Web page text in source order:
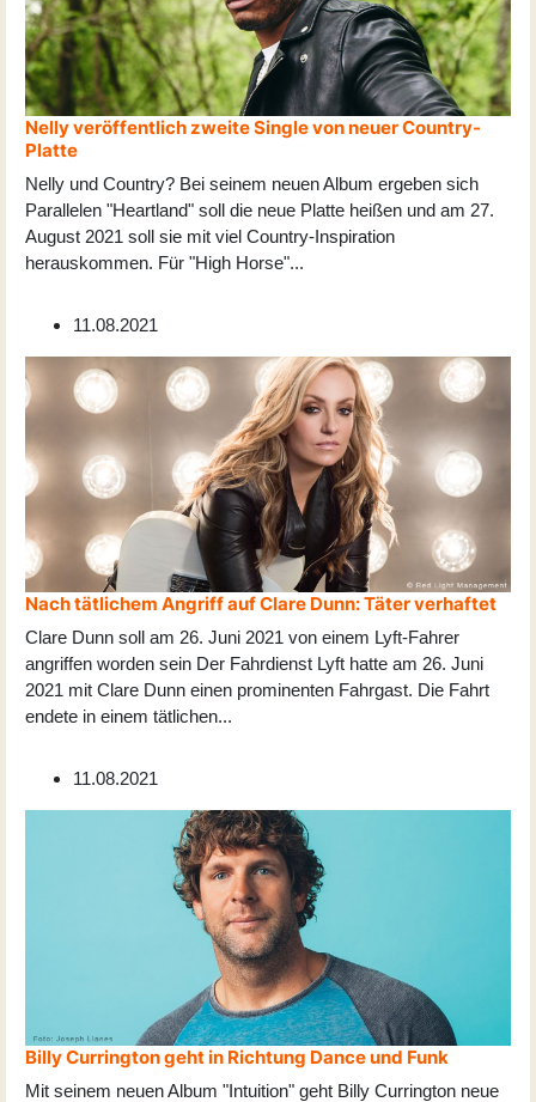
Nelly veröffentlich zweite Single von neuer Country-
Platte
Nelly und Country? Bei seinem neuen Album ergeben sich
Parallelen "Heartland" soll die neue Platte heißen und am 27.
August 2021 soll sie mit viel Country-Inspiration
herauskommen. Für "High Horse"...
11.08.2021
Nach tätlichem Angriff auf Clare Dunn: Täter verhaftet
Clare Dunn soll am 26. Juni 2021 von einem Lyft-Fahrer
angriffen worden sein Der Fahrdienst Lyft hatte am 26. Juni
2021 mit Clare Dunn einen prominenten Fahrgast. Die Fahrt
endete in einem tätlichen...
11.08.2021
Billy Currington geht in Richtung Dance und Funk
Mit seinem neuen Album "Intuition" geht Billy Currington neue